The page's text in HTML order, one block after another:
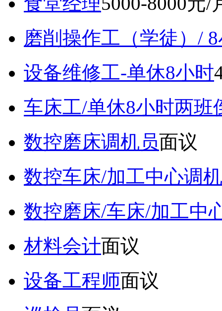
磨削操作工（学徒）/
设备维修工-单休8小时
车床工/单休8小时两班
数控磨床调机员面议
数控车床/加工中心调
数控磨床/车床/加工中
材料会计面议
设备工程师面议